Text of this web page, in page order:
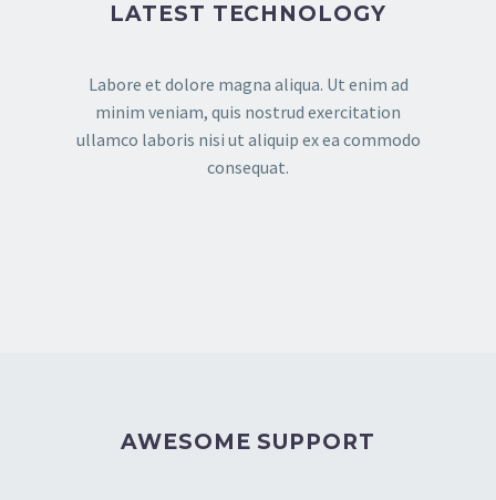
LATEST TECHNOLOGY
Labore et dolore magna aliqua. Ut enim ad
minim veniam, quis nostrud exercitation
ullamco laboris nisi ut aliquip ex ea commodo
consequat.
AWESOME SUPPORT